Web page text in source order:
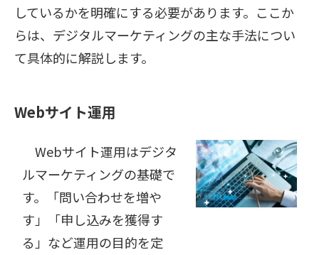
しているかを明確にする必要があります。ここか
らは、デジタルマーケティングの主な手法につい
て具体的に解説します。
Webサイト運用
Webサイト運用はデジタ
ルマーケティングの基礎で
す。「問い合わせを増や
す」「申し込みを獲得す
る」など運用の目的を定